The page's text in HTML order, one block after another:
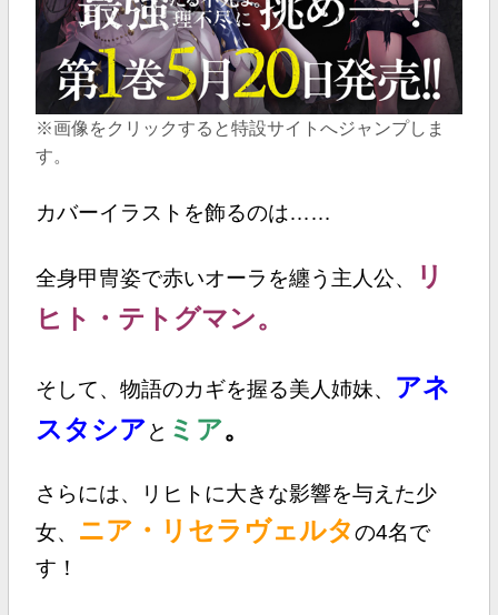
※画像をクリックすると特設サイトへジャンプしま
す。
カバーイラストを飾るのは……
全身甲冑姿で赤いオーラを纏う主人公、
リ
ヒト・テトグマン。
そして、物語のカギを握る美人姉妹、
アネ
スタシアと ミア。
さらには、リヒトに大きな影響を与えた少
女、
ニア・リセラヴェルタの4名で
す！